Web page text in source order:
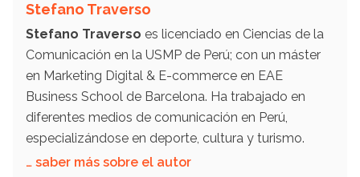
Stefano Traverso
Stefano Traverso es licenciado en Ciencias de la
Comunicación en la USMP de Perú; con un máster
en Marketing Digital & E-commerce en EAE
Business School de Barcelona. Ha trabajado en
diferentes medios de comunicación en Perú,
especializándose en deporte, cultura y turismo.
… saber más sobre el autor